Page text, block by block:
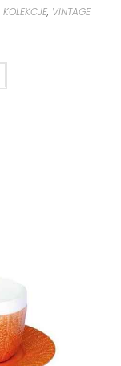
KOLEKCJE, VINTAGE